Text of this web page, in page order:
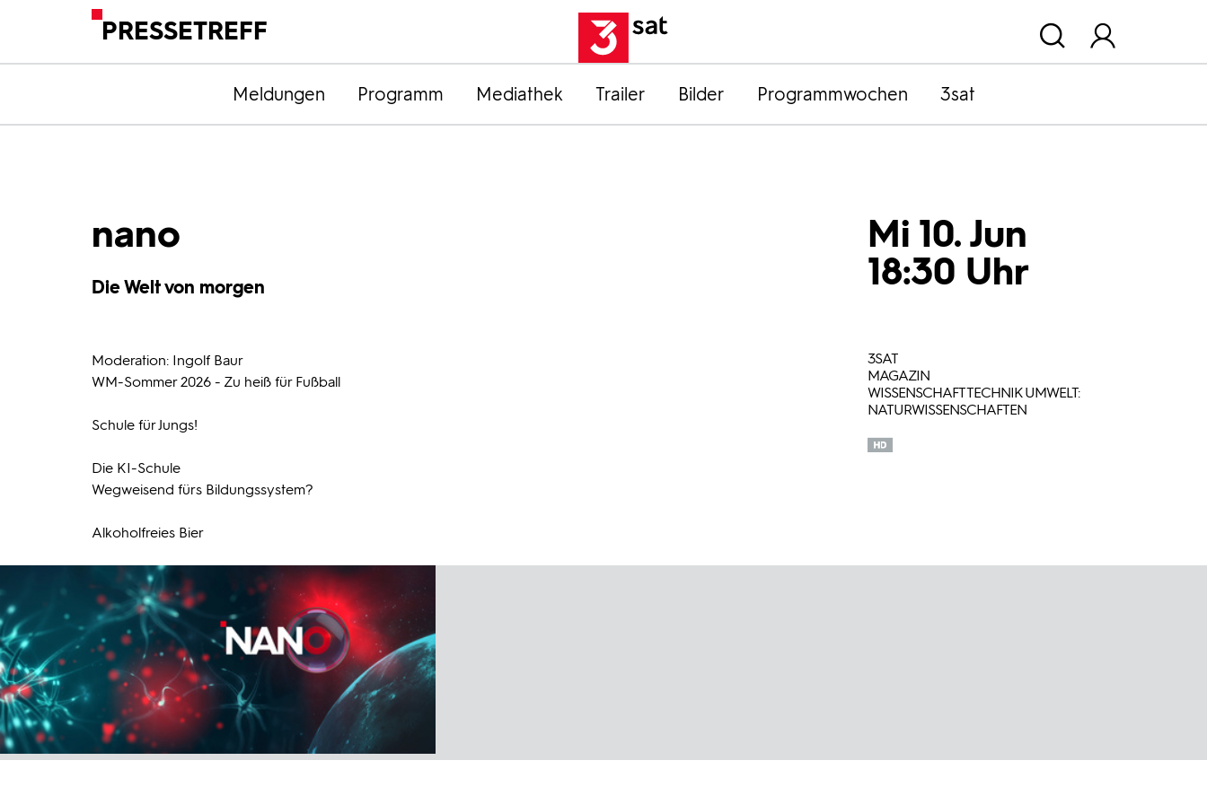
PRESSETREFF
Meldungen Programm Mediathek Trailer Bilder Programmwochen 3sat
nano
Die Welt von morgen
Mi 10. Jun
18:30 Uhr
Moderation: Ingolf Baur
WM-Sommer 2026 - Zu heiß für Fußball
Schule für Jungs!
Die KI-Schule
Wegweisend fürs Bildungssystem?
Alkoholfreies Bier
3SAT
MAGAZIN
WISSENSCHAFT TECHNIK UMWELT:
NATURWISSENSCHAFTEN